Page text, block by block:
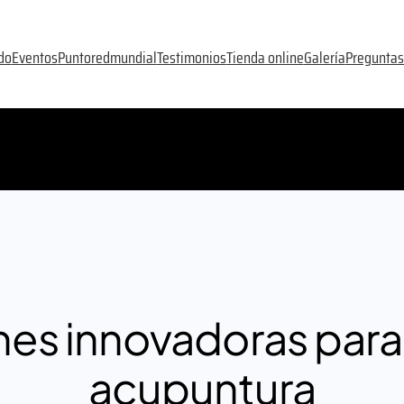
EventosPuntoredmundialTestimoniosTienda onlineGalería
innovadoras
acupuntura